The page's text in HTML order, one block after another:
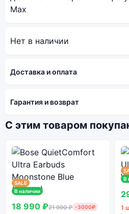
Max
Нет в наличии
Доставка и оплата
Гарантия и возврат
С этим товаром
SALE
В наличии
18 990 ₽21 990 ₽ -3000₽
В
1